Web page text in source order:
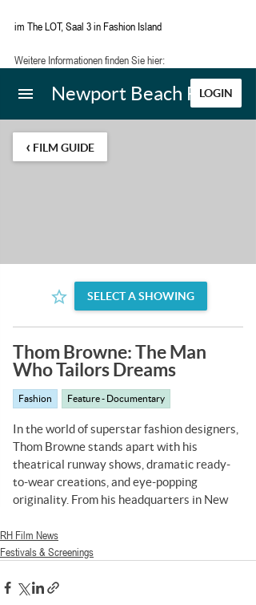
im The LOT, Saal 3 in Fashion Island
Weitere Informationen finden Sie hier:
RH Film News
Festivals & Screenings